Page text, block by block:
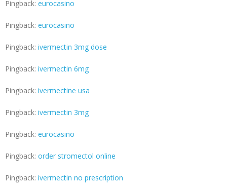
Pingback: eurocasino
Pingback: eurocasino
Pingback: ivermectin 3mg dose
Pingback: ivermectin 6mg
Pingback: ivermectine usa
Pingback: ivermectin 3mg
Pingback: eurocasino
Pingback: order stromectol online
Pingback: ivermectin no prescription